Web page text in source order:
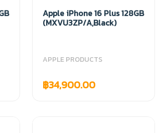
Apple iPhone 16 Plus 128GB
(MXVU3ZP/A,Black)
APPLE PRODUCTS
฿34,900.00